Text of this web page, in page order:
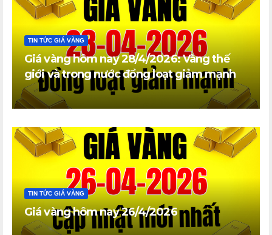
TIN TỨC GIÁ VÀNG
Giá vàng hôm nay 28/4/2026: Vàng thế
giới và trong nước đồng loạt giảm mạnh
TIN TỨC GIÁ VÀNG
Giá vàng hôm nay 26/4/2026